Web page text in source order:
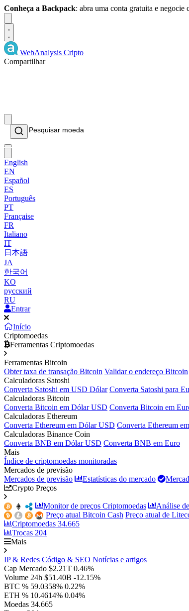
Conheça a Backpack: abra uma conta gratuita e negocie
WebAnalysis Cripto
Compartilhar
English
EN
Español
ES
Português
PT
Française
FR
Italiano
IT
日本語
JA
한국어
KO
русский
RU
Entrar
Início
Criptomoedas
Ferramentas Criptomoedas
Ferramentas Bitcoin
Obter taxa de transação Bitcoin Validar o endereço Bitcoin
Calculadoras Satoshi
Converta Satoshi em USD Dólar Converta Satoshi para
Calculadoras Bitcoin
Converta Bitcoin em Dólar USD Converta Bitcoin em
Calculadoras Ethereum
Converta Ethereum em Dólar USD Converta Ethereum
Calculadoras Binance Coin
Converta BNB em Dólar USD Converta BNB em Euro
Mais
Índice de criptomoedas monitoradas
Mercados de previsão
Mercados de previsão
Estatísticas do mercado
Crypto Preços
Monitor de preços Criptomoedas Análise
Preço atual Bitcoin Cash Preço atual de
Criptomoedas 34.665
Trocas 204
Mais
IP & Redes Código & SEO Notícias e artigos
Cap Mercado $2.21T 0.46%
Volume 24h $51.40B -12.15%
BTC % 59.0358% 0.22%
ETH % 10.4614% 0.04%
Moedas 34.665